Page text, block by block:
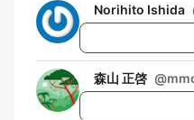
Norihito Ishida
森山 正啓 @